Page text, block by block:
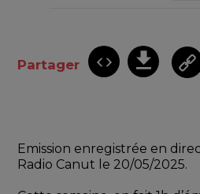
Partager
Emission enregistrée en
Radio Canut le 20/05/2025.